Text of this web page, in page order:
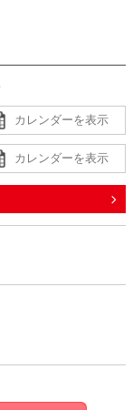
れば、華やかなパー
感あり
ティー、発表会など